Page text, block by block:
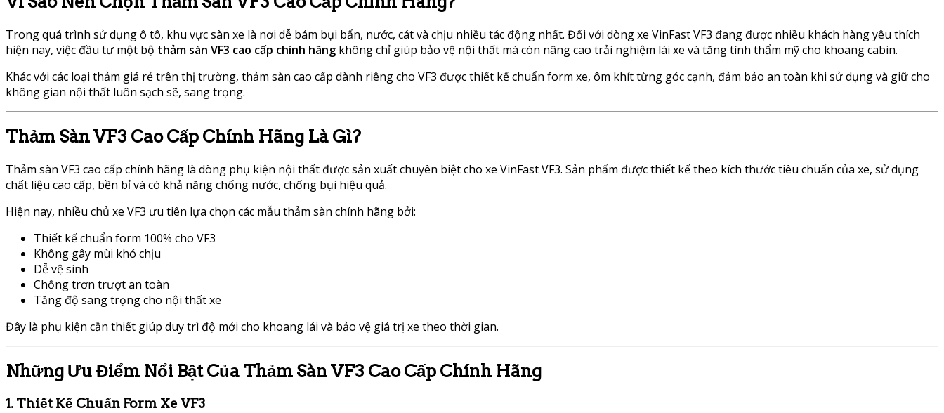
Trong quá trình sử dụng ô tô, khu vực sàn xe là nơi dễ bám bụi bẩn, nước, cát và chịu nhiều tác động nhất. Đối với dòng xe VinFast VF3 đang được nhiều khách hàng yêu thích
hiện nay, việc đầu tư một bộ thảm sàn VF3 cao cấp chính hãng không chỉ giúp bảo vệ nội thất mà còn nâng cao trải nghiệm lái xe và tăng tính thẩm mỹ cho khoang cabin.
Khác với các loại thảm giá rẻ trên thị trường, thảm sàn cao cấp dành riêng cho VF3 được thiết kế chuẩn form xe, ôm khít từng góc cạnh, đảm bảo an toàn khi sử dụng và giữ cho
không gian nội thất luôn sạch sẽ, sang trọng.
Thảm Sàn VF3 Cao Cấp Chính Hãng Là Gì?
Thảm sàn VF3 cao cấp chính hãng là dòng phụ kiện nội thất được sản xuất chuyên biệt cho xe VinFast VF3. Sản phẩm được thiết kế theo kích thước tiêu chuẩn của xe, sử dụng
chất liệu cao cấp, bền bỉ và có khả năng chống nước, chống bụi hiệu quả.
Hiện nay, nhiều chủ xe VF3 ưu tiên lựa chọn các mẫu thảm sàn chính hãng bởi:
Thiết kế chuẩn form 100% cho VF3
Không gây mùi khó chịu
Dễ vệ sinh
Chống trơn trượt an toàn
Tăng độ sang trọng cho nội thất xe
Đây là phụ kiện cần thiết giúp duy trì độ mới cho khoang lái và bảo vệ giá trị xe theo thời gian.
Những Ưu Điểm Nổi Bật Của Thảm Sàn VF3 Cao Cấp Chính Hãng
1. Thiết Kế Chuẩn Form Xe VF3